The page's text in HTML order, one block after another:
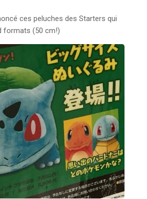
ces peluches des Starters qui
formats (50 cm!)